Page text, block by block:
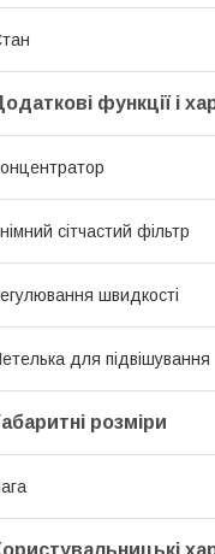
функції і
сітчастий фільтр
швидкості
для підвішування
розміри